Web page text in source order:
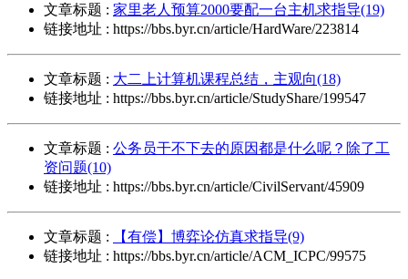
文章标题 : 家里老人预算2000要配一台主机求指导(19)
链接地址 : https://bbs.byr.cn/article/HardWare/223814
文章标题 : 大二上计算机课程总结，主观向(18)
链接地址 : https://bbs.byr.cn/article/StudyShare/199547
文章标题 : 公务员干不下去的原因都是什么呢？除了工
资问题(10)
链接地址 : https://bbs.byr.cn/article/CivilServant/45909
文章标题 :
【有偿】博弈论仿真求指导(9)
链接地址 : https://bbs.byr.cn/article/ACM_ICPC/99575